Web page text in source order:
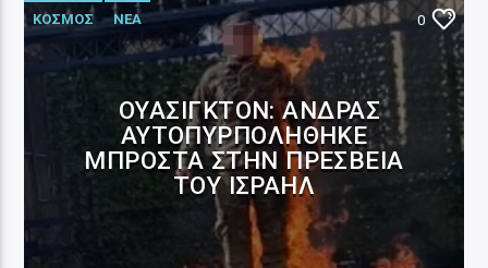
ΚΟΣΜΟΣ ΝΕΑ 0
ΟΥΆΣΙΓΚΤΟΝ: ΆΝΔΡΑΣ
ΑΥΤΟΠΥΡΠΟΛΉΘΗΚΕ
ΜΠΡΟΣΤΆ ΣΤΗΝ ΠΡΕΣΒΕΊΑ
ΤΟΥ ΙΣΡΑΉΛ